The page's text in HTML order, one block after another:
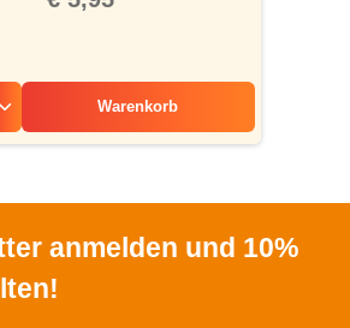
Warenkorb
anmelden und 10%